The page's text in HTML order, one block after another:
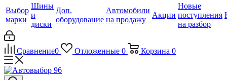
Выбор
марки
Шины
и
диски
Доп.
оборудование
Автомобили
на продажу
Акции
Новые
поступления
на разбор
Сравнение0 Отложенные 0 Корзина 0